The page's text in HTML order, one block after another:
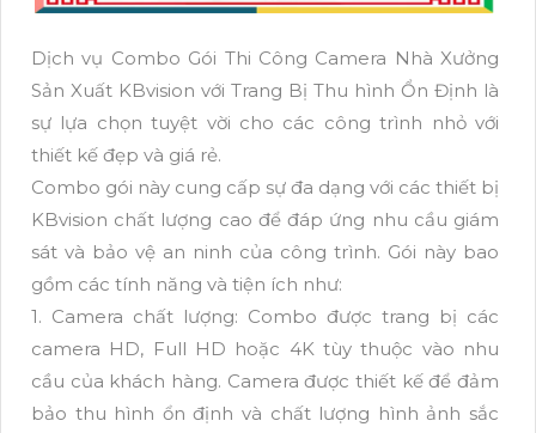
Dịch vụ Combo Gói Thi Công Camera Nhà Xưởng
Sản Xuất KBvision với Trang Bị Thu hình Ổn Định là
sự lựa chọn tuyệt vời cho các công trình nhỏ với
thiết kế đẹp và giá rẻ.
Combo gói này cung cấp sự đa dạng với các thiết bị
KBvision chất lượng cao để đáp ứng nhu cầu giám
sát và bảo vệ an ninh của công trình. Gói này bao
gồm các tính năng và tiện ích như:
1. Camera chất lượng: Combo được trang bị các
camera HD, Full HD hoặc 4K tùy thuộc vào nhu
cầu của khách hàng. Camera được thiết kế để đảm
bảo thu hình ổn định và chất lượng hình ảnh sắc